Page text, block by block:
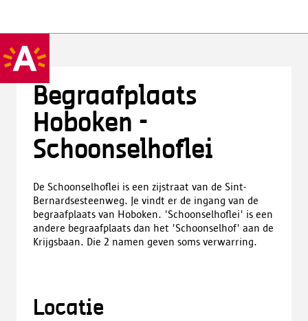
Begraafplaats
Hoboken -
Schoonselhoflei
De Schoonselhoflei is een zijstraat van de Sint-
Bernardsesteenweg. Je vindt er de ingang van de
begraafplaats van Hoboken. 'Schoonselhoflei' is een
andere begraafplaats dan het 'Schoonselhof' aan de
Krijgsbaan. Die 2 namen geven soms verwarring.
Locatie